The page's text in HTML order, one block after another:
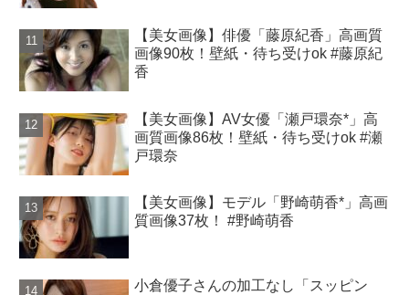
【美女画像】俳優「藤原紀香」高画質
画像90枚！壁紙・待ち受けok #藤原紀
香
【美女画像】AV女優「瀬戸環奈*」高
画質画像86枚！壁紙・待ち受けok #瀬
戸環奈
【美女画像】モデル「野崎萌香*」高画
質画像37枚！ #野崎萌香
小倉優子さんの加工なし「スッピン